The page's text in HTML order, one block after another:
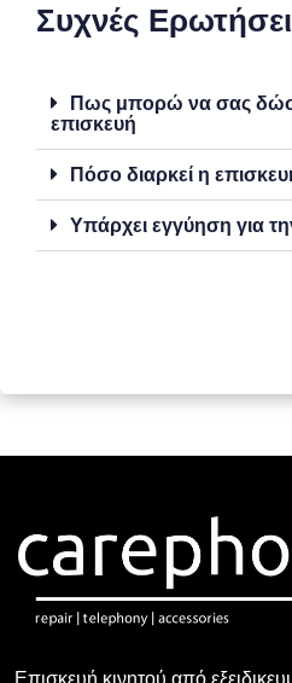
Συχνές
Πως μπορώ να σας
επισκευή
Πόσο διαρκεί η
Υπάρχει εγγύηση για